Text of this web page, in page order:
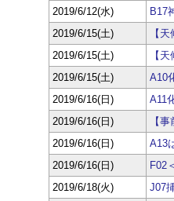
2019/6/12(水)
B17
2019/6/15(土)
【
2019/6/15(土)
【
2019/6/15(土)
A10
2019/6/16(日)
A11
2019/6/16(日)
【
2019/6/16(日)
A13
2019/6/16(日)
F02
2019/6/18(火)
J07